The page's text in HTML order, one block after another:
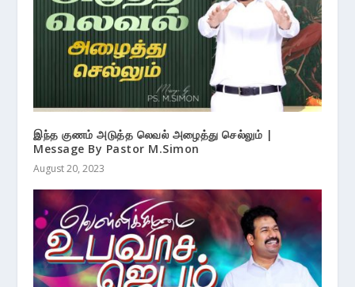
இந்த குணம் அடுத்த லெவல் அழைத்து செல்லும் |
Message By Pastor M.Simon
August 20, 2023